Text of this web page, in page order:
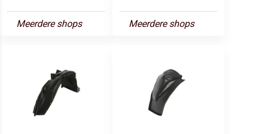
Meerdere shops Meerdere shops